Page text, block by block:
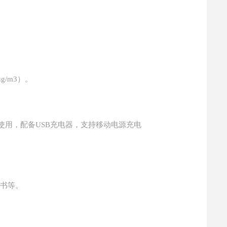
m3）。
用，配备USB充电器，支持移动电源充电
等。